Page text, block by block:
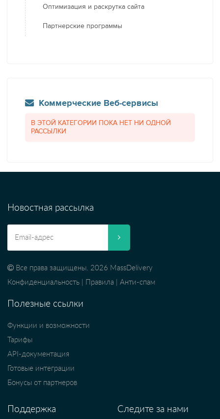
Оптимизация и раскрутка сайта
Партнерские программы
Коммерческие Веб-сервисы
В ЭТОЙ КАТЕГОРИИ ПОКА НЕТ НИ ОДНОЙ
РАССЫЛКИ
Новостная рассылка
Все права защищены. 2026 MassDelivery
Конфиденциальность
Правила Анти-спам
Полезные ссылки
Функции и возможности
Тарифы
API-документация
Готовые интеграции
Бонусы от партнеров
Поддержка Следите за нами